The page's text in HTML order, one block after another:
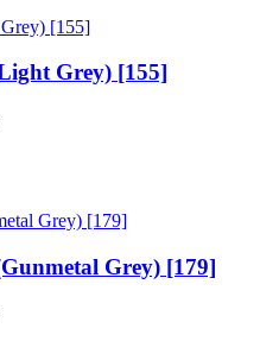
Grey) [155]
Grey) [179]